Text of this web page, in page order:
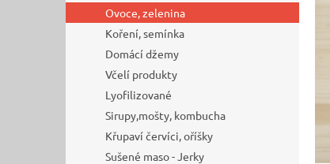
Ovoce, zelenina
Koření, semínka
Domácí džemy
Včelí produkty
Lyofilizované
Sirupy,mošty, kombucha
Křupaví červíci, oříšky
Sušené maso - Jerky